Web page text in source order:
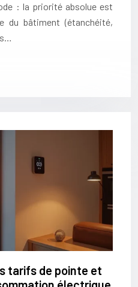
: la priorité absolue est
du bâtiment (étanchéité,
tarifs de pointe et